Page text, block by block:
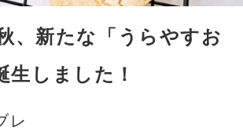
、新たな「うらやすお
生しました！
レ